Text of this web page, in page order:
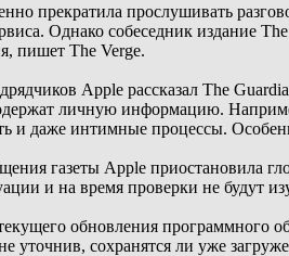
прекратила прослушивать
Однако собеседник издание
пишет The Verge.
Apple рассказал The
личную информацию.
и даже интимные процессы.
газеты Apple приостановила
и на время проверки не будут
обновления программного
уточнив, сохранятся ли уже